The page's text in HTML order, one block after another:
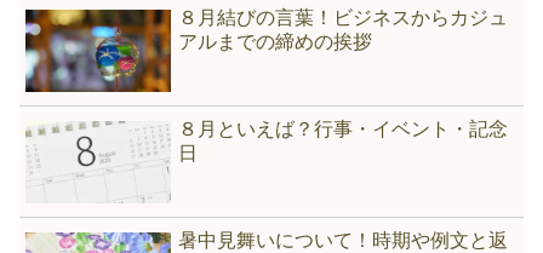
８月結びの言葉！ビジネスからカジュ
アルまでの締めの挨拶
８月といえば？行事・イベント・記念
日
暑中見舞いについて！時期や例文と返